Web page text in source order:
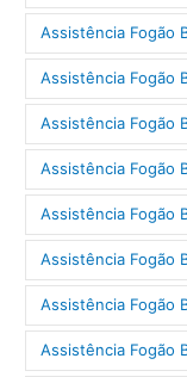
Assistência Fogão
Assistência Fogão
Assistência Fogão
Assistência Fogão
Assistência Fogão
Assistência Fogão
Assistência Fogão
Assistência Fogão